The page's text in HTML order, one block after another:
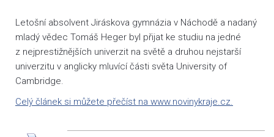
Letošní absolvent Jiráskova gymnázia v Náchodě a nadaný
mladý vědec Tomáš Heger byl přijat ke studiu na jedné
z nejprestižnějších univerzit na světě a druhou nejstarší
univerzitu v anglicky mluvící části světa University of
Cambridge.
Celý článek si můžete přečíst na www.novinykraje.cz.